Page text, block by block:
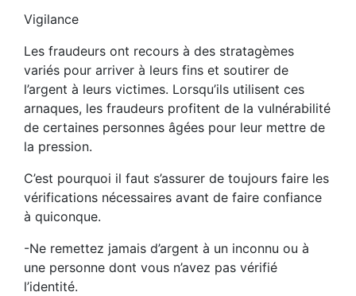
Vigilance
Les fraudeurs ont recours à des stratagèmes
variés pour arriver à leurs fins et soutirer de
l’argent à leurs victimes. Lorsqu’ils utilisent ces
arnaques, les fraudeurs profitent de la vulnérabilité
de certaines personnes âgées pour leur mettre de
la pression.
C’est pourquoi il faut s’assurer de toujours faire les
vérifications nécessaires avant de faire confiance
à quiconque.
-Ne remettez jamais d’argent à un inconnu ou à
une personne dont vous n’avez pas vérifié
l’identité.